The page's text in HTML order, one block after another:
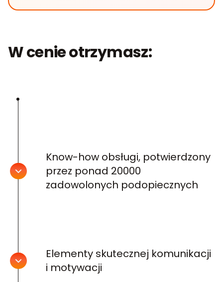
W cenie otrzymasz:
Know-how obsługi, potwierdzony
przez ponad 20000
zadowolonych podopiecznych
Elementy skutecznej komunikacji
i motywacji